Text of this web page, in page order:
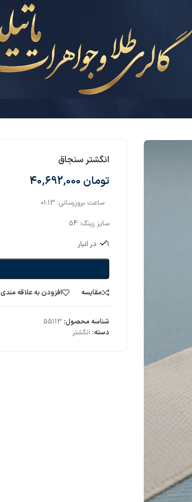
انگشتر سنجاق
تومان
ساعت بروزرسانی: 01:13
سایز رینگ: 54
1 در انبار
مقایسه افزودن به علاقه مندی
شناسه محصول: 55113
دسته: انگشتر